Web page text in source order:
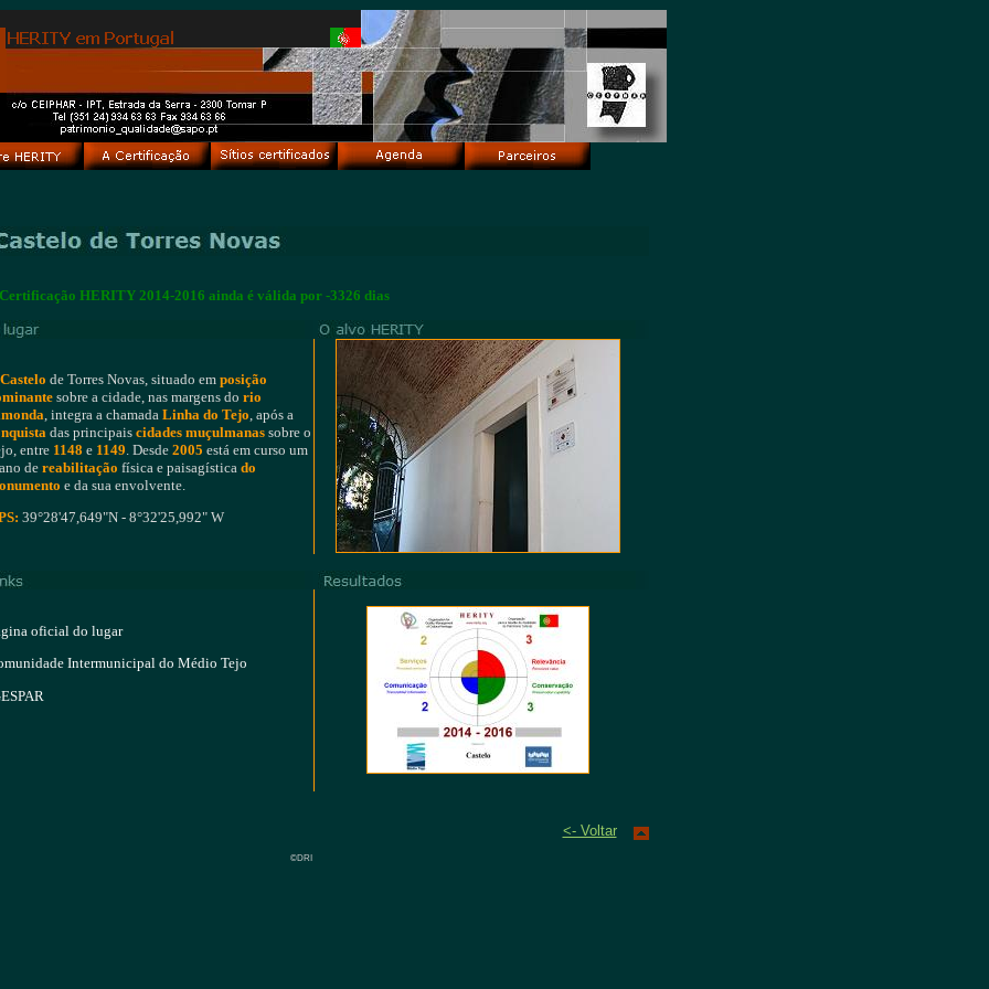
HERITY 2014-2016 ainda é válida por -3326 dias
Castelo de Torres Novas, situado em posição
sobre a cidade, nas margens do rio
, integra a chamada Linha do Tejo , após a
das principais cidades muçulmanassobre o
entre 1148 e 1149 . Desde 2005 está em curso um
dereabilitação física e paisagística do
e da sua envolvente.
39°28'47,649"N - 8°32'25,992" W
oficial do lugar
Intermunicipal do Médio Tejo
<- Voltar
©DRI